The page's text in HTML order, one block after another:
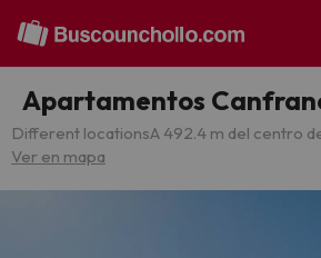
Apartamentos
Different locationsA 492.4 m del centro
Ver en mapa